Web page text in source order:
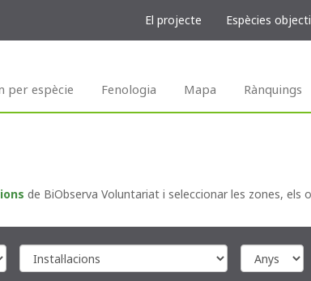
El projecte Espècies
per espècie Fenologia Mapa Rànquings
de BiObserva Voluntariat i seleccionar les zones, els